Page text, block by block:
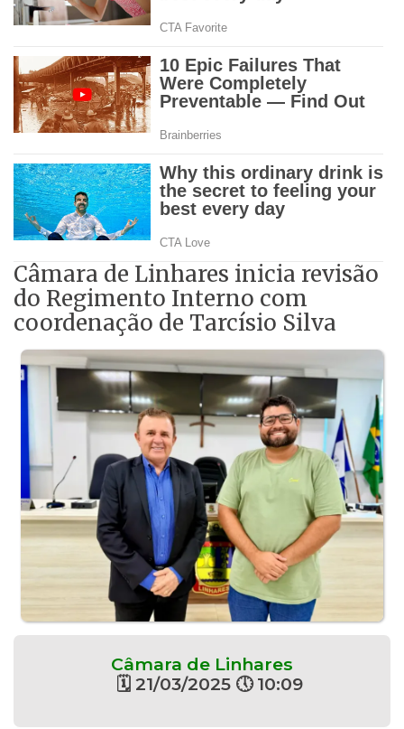
Câmara de Linhares inicia revisão
do Regimento Interno com
coordenação de Tarcísio Silva
Câmara de Linhares
🗓 21/03/2025 🕔 10:09